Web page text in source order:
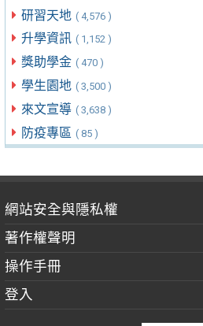
研習天地 ( 4,576 )
升學資訊 ( 1,152 )
獎助學金 ( 470 )
學生園地 ( 3,500 )
來文宣導 ( 3,638 )
防疫專區 ( 85 )
網站安全與隱私權
著作權聲明
操作手冊
登入